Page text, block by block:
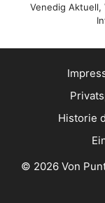
Venedig Aktuell,
Historie
© 2026 Von